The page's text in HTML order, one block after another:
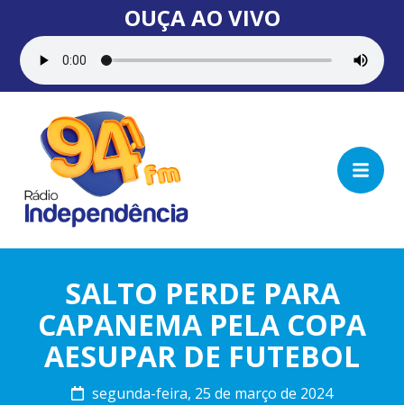
OUÇA AO VIVO
SALTO PERDE PARA
CAPANEMA PELA COPA
AESUPAR DE FUTEBOL
segunda-feira, 25 de março de 2024